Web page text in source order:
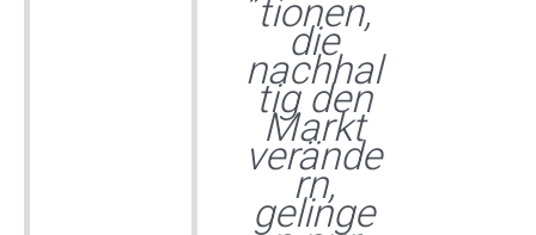
tionen,
die
nachhal
tig den
Markt
verände
rn,
gelinge